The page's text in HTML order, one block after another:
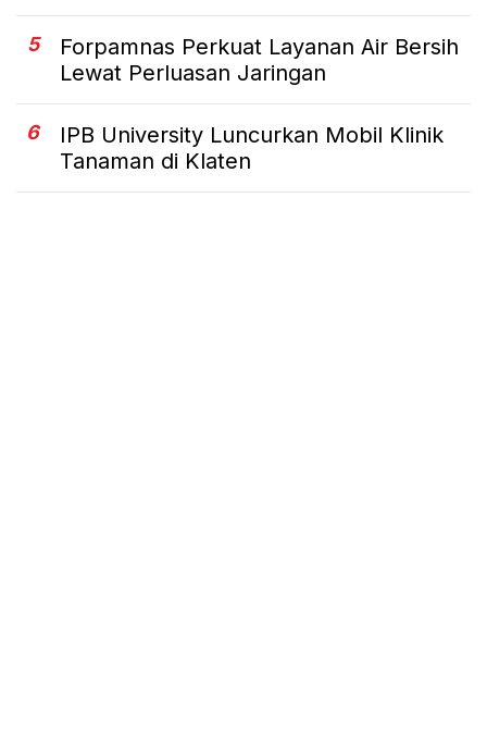
5
Forpamnas Perkuat Layanan Air Bersih
Lewat Perluasan Jaringan
6
IPB University Luncurkan Mobil Klinik
Tanaman di Klaten